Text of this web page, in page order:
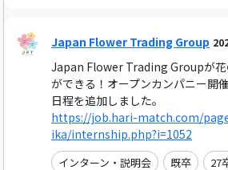
Japan Flower Trading Group
Japan Flower Trading Groupが花
ができる！オープンカンパニー開
日程を追加しました。
https://job.hari-match.com/
ika/internship.php?i=1052
インターン・説明会 既卒 27